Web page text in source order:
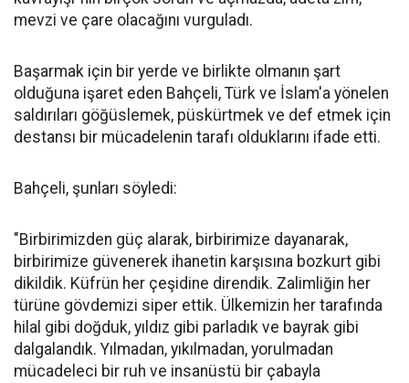
mevzi ve çare olacağını vurguladı.
Başarmak için bir yerde ve birlikte olmanın şart
olduğuna işaret eden Bahçeli, Türk ve İslam'a yönelen
saldırıları göğüslemek, püskürtmek ve def etmek için
destansı bir mücadelenin tarafı olduklarını ifade etti.
Bahçeli, şunları söyledi:
"Birbirimizden güç alarak, birbirimize dayanarak,
birbirimize güvenerek ihanetin karşısına bozkurt gibi
dikildik. Küfrün her çeşidine direndik. Zalimliğin her
türüne gövdemizi siper ettik. Ülkemizin her tarafında
hilal gibi doğduk, yıldız gibi parladık ve bayrak gibi
dalgalandık. Yılmadan, yıkılmadan, yorulmadan
mücadeleci bir ruh ve insanüstü bir çabayla